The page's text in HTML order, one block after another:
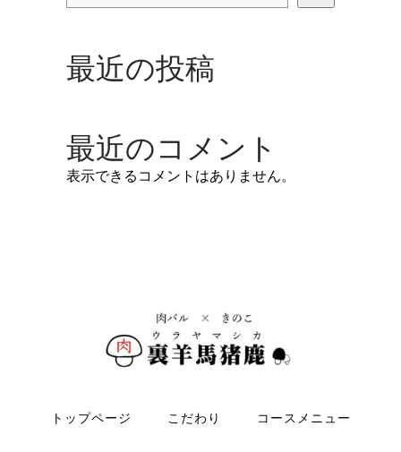
最近の投稿
最近のコメント
表示できるコメントはありません。
トップページ こだわり コースメニュー